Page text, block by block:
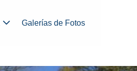
Galerías de Fotos